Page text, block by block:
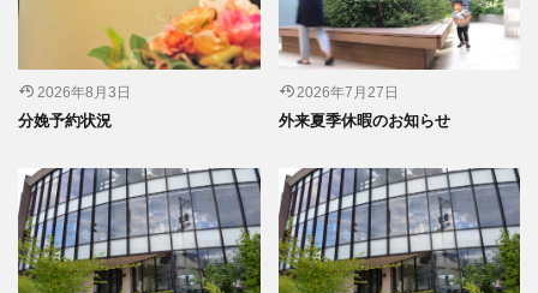
2026年8月3日
分娩予約状況
2026年7月27日
外来夏季休暇のお知らせ